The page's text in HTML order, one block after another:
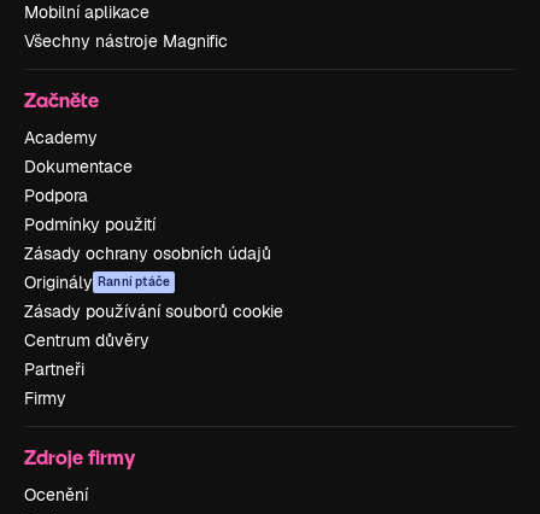
Mobilní aplikace
Všechny nástroje Magnific
Začněte
Academy
Dokumentace
Podpora
Podmínky použití
Zásady ochrany osobních údajů
Originály Ranní ptáče
Zásady používání souborů cookie
Centrum důvěry
Partneři
Firmy
Zdroje firmy
Ocenění